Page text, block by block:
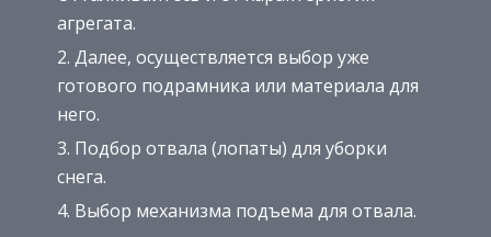
агрегата.
Далее, осуществляется выбор уже
готового подрамника или материала для
него.
Подбор отвала (лопаты) для уборки
снега.
Выбор механизма подъема для отвала.